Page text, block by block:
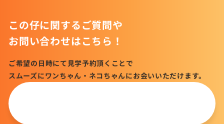
この仔に関するご質問や
お問い合わせはこちら！
ご希望の日時にて見学予約頂くことで
スムーズにワンちゃん・ネコちゃんにお会いいただけます。